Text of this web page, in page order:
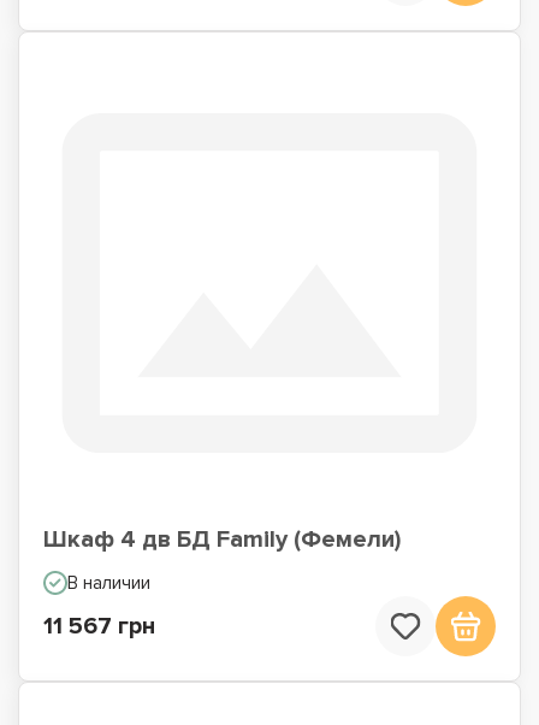
Шкаф 4 дв БД Family (Фемели)
В наличии
11 567 грн